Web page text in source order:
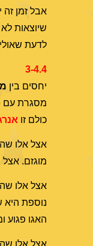
אבל זמן זה
שיוצאות
לדעת
3-4.4
יחסים בין
מסגרת עם
כולם זו
אצל אלו
מוגזם.
אצל אלו
נוספת היא
האגו פגוע
אצל אלו